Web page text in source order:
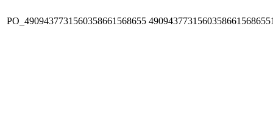
PO_4909437731560358661568655